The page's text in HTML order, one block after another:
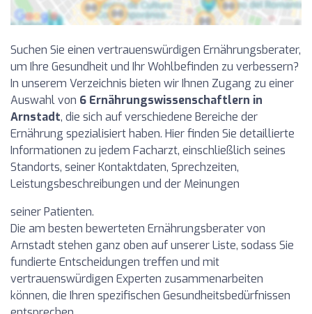
Suchen Sie einen vertrauenswürdigen Ernährungsberater,
um Ihre Gesundheit und Ihr Wohlbefinden zu verbessern?
In unserem Verzeichnis bieten wir Ihnen Zugang zu einer
Auswahl von 6 Ernährungswissenschaftlern in
Arnstadt, die sich auf verschiedene Bereiche der
Ernährung spezialisiert haben. Hier finden Sie detaillierte
Informationen zu jedem Facharzt, einschließlich seines
Standorts, seiner Kontaktdaten, Sprechzeiten,
Leistungsbeschreibungen und der Meinungen
seiner Patienten.
Die am besten bewerteten Ernährungsberater von
Arnstadt stehen ganz oben auf unserer Liste, sodass Sie
fundierte Entscheidungen treffen und mit
vertrauenswürdigen Experten zusammenarbeiten
können, die Ihren spezifischen Gesundheitsbedürfnissen